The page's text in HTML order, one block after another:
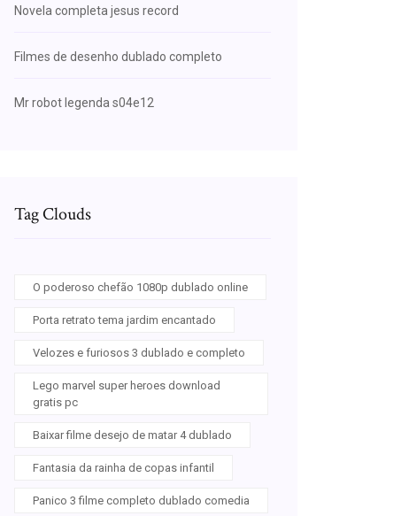
Novela completa jesus record
Filmes de desenho dublado completo
Mr robot legenda s04e12
Tag Clouds
O poderoso chefão 1080p dublado online
Porta retrato tema jardim encantado
Velozes e furiosos 3 dublado e completo
Lego marvel super heroes download
gratis pc
Baixar filme desejo de matar 4 dublado
Fantasia da rainha de copas infantil
Panico 3 filme completo dublado comedia